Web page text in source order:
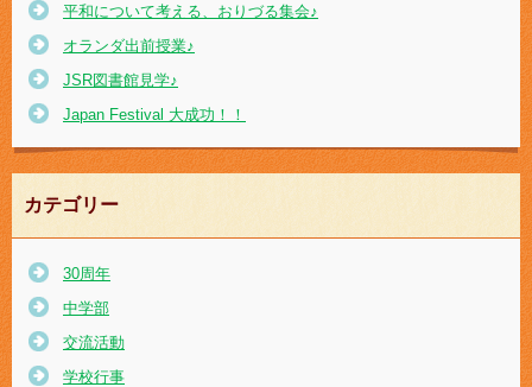
平和について考える、おりづる集会♪
オランダ出前授業♪
JSR図書館見学♪
Japan Festival 大成功！！
カテゴリー
30周年
中学部
交流活動
学校行事